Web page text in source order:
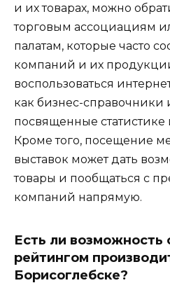
и их товарах, можно
торговым ассоциациям
палатам, которые часто
компаний и их
воспользоваться
как бизнес-справочники
посвященные статистике
Кроме того, посещение
выставок может дать
товары и пообщаться с
компаний напрямую.
Есть ли возможность
рейтингом
Борисоглебске?